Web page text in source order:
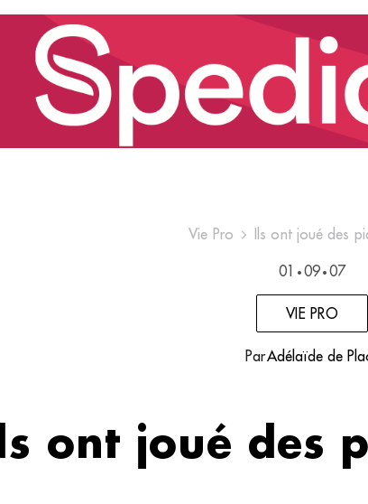
Vie Pro Ils ont joué des
01 • 09 • 07
VIE PRO
ParAdélaïde de
ont joué des